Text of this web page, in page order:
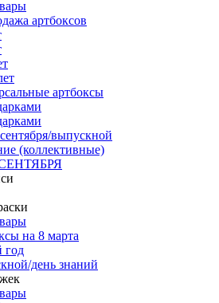
артбоксов
артбоксы
выпускной
(коллективные)
на 8 марта
год
день знаний